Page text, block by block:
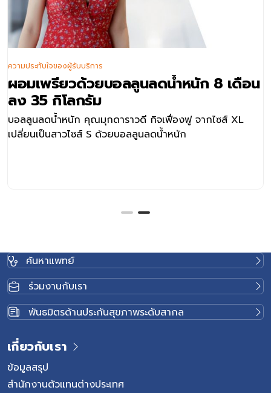
ผอมเพรียวด้วยบอลลูนลดน้ำหนัก 8 เดือน
ลง 35 กิโลกรัม
บอลลูนลดน้ำหนัก คุณมุกดาราวดี กิจเฟื่องฟู จากไซส์ XL
เปลี่ยนเป็นสาวไซส์ S ด้วยบอลลูนลดน้ำหนัก
ความประทับใจของผู้รับบริการ
ค้นหาแพทย์
ร่วมงานกับเรา
พันธมิตรด้านประกันสุขภาพระดับสากล
เกี่ยวกับเรา
ข้อมูลสรุป
สำนักงานตัวแทนต่างประเทศ